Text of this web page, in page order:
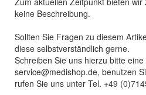
keine Beschreibung.
Sollten Sie Fragen zu diesem
diese selbstverständlich gerne.
Schreiben Sie uns hierzu bitte eine
service@medishop.de, benutzen
rufen Sie uns unter Tel. +49